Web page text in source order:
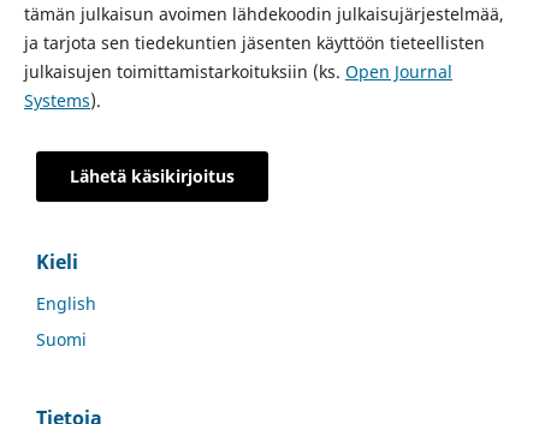
tämän julkaisun avoimen lähdekoodin julkaisujärjestelmää,
ja tarjota sen tiedekuntien jäsenten käyttöön tieteellisten
julkaisujen toimittamistarkoituksiin (ks. Open Journal
Systems).
Lähetä käsikirjoitus
Kieli
English
Suomi
Tietoja